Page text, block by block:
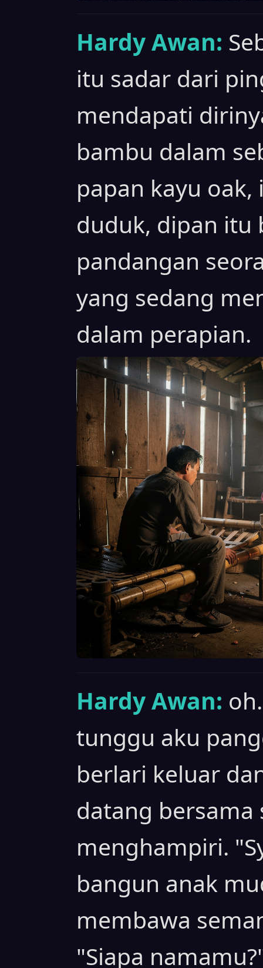
Hardy Awan:
itu sadar dari
mendapati
bambu dalam
papan kayu
duduk, dipan itu
pandangan
yang sedang
dalam perapian.
Hardy Awan:
tunggu aku
berlari keluar
datang bersama
menghampiri.
bangun anak
membawa
"Siapa